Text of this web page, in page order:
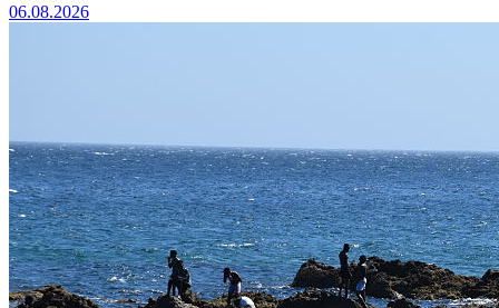
06.08.2026